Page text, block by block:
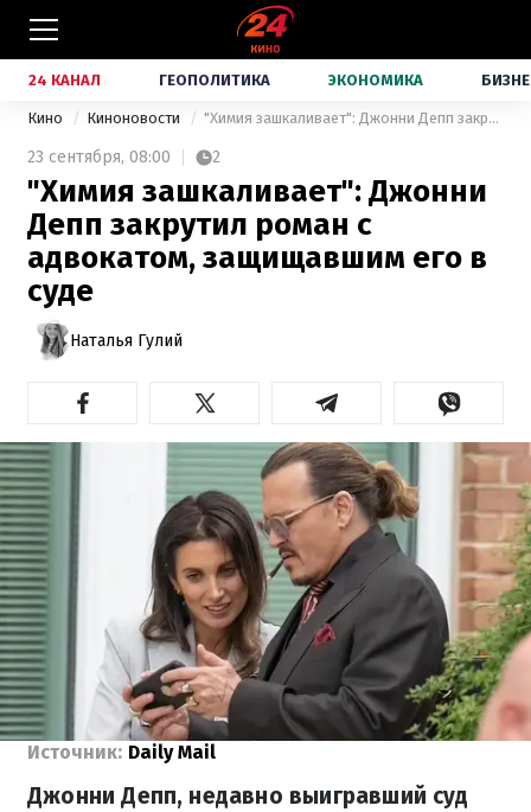
24 КАНАЛ ГЕОПОЛИТИКА ЭКОНОМИКА
Кино Киноновости "Химия зашкаливает": Джонни Депп закрутил роман с адвокатом, защищавшим его в суде
23 сентября, 08:00 2
"Химия зашкаливает": Джонни
Депп закрутил роман с
адвокатом, защищавшим его в
суде
Наталья Гулий
Источник: Daily Mail
Джонни Депп, недавно выигравший суд